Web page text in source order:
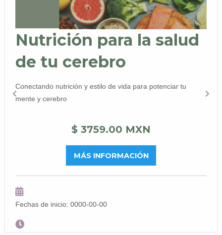
Nutrición para la salud
de tu cerebro
Conectando nutrición y estilo de vida para potenciar tu
mente y cerebro
$ 3759.00 MXN
MÁS INFORMACIÓN
Fechas de inicio: 0000-00-00